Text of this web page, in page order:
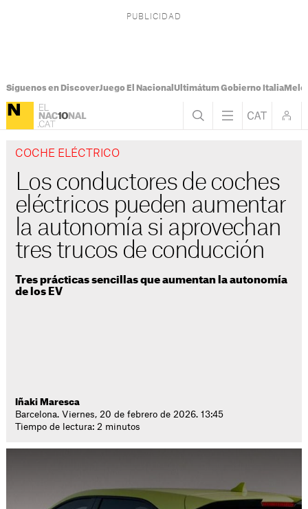
Síguenos en DiscoverJuego El Nacional Ultimátum Gobierno Italia
COCHE ELÉCTRICO
Los conductores de coches
eléctricos pueden aumentar
la autonomía si aprovechan
tres trucos de conducción
Tres prácticas sencillas que aumentan la autonomía
de los EV
Iñaki Maresca
Barcelona. Viernes, 20 de febrero de 2026. 13:45
Tiempo de lectura: 2 minutos